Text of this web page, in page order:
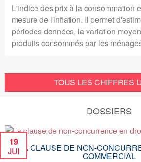
L'indice des prix à la consommation
mesure de l'inflation. Il permet
périodes données, la variation
produits consommés par les
TOUS LES CHIFFRES
DOSSIERS
LA CLAUSE DE NON-
COMMERCIAL
19
JUI